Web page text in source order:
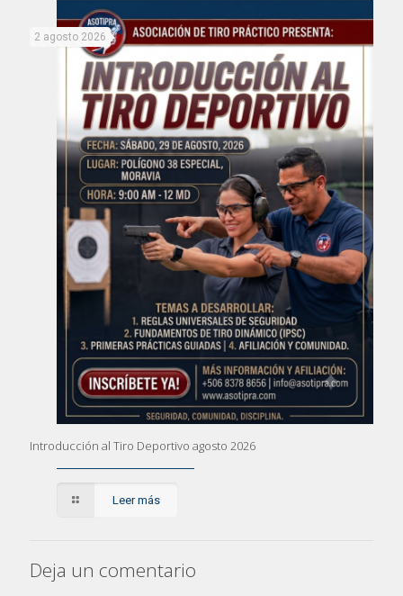
2 agosto 2026
Introducción al Tiro Deportivo agosto 2026
Leer más
Deja un comentario